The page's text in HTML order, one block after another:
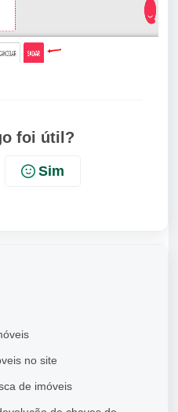
foi útil?
Sim
no site
de imóveis